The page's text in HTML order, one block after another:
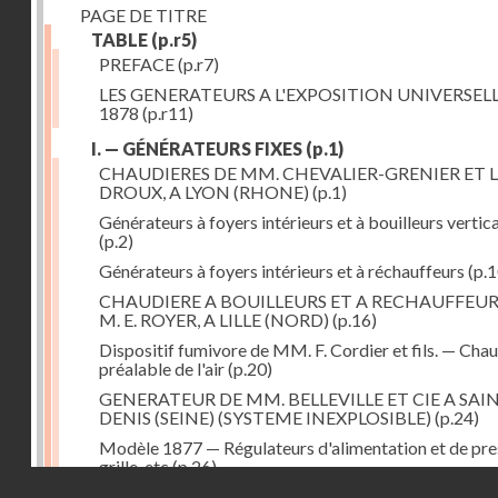
PAGE DE TITRE
TABLE (p.r5)
PREFACE(p.r7)
LES GENERATEURS A L'EXPOSITION
1878 (p.r11)
I. — GÉNÉRATEURS FIXES (p.1)
CHAUDIERES DE MM. CHEVALIER-GRENIER ET
DROUX, A LYON (RHONE) (p.1)
Générateurs à foyers intérieurs et à bouilleurs
(p.2)
Générateurs à foyers intérieurs et à réchauffeurs
CHAUDIERE A BOUILLEURS ET A
M. E. ROYER, A LILLE (NORD) (p.16)
Dispositif fumivore de MM. F. Cordier et fils. —
préalable de l'air(p.20)
GENERATEUR DE MM. BELLEVILLE ET CIE A
DENIS (SEINE) (SYSTEME INEXPLOSIBLE) (p.24)
Modèle 1877 — Régulateurs d'alimentation et de
grille, etc(p.26)